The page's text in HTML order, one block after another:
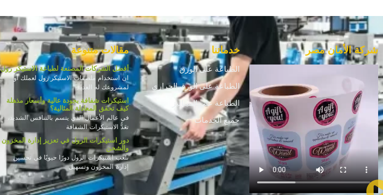
شركة الأمان مصر خدماتنا
الطباعة على الورق
الطباعة على الورق الحراري
الطباعة علي الميتاليز
جميع الخدمات
مقالات متنوعة
أفضل الشركات المصنعة لطباعة الاستيكر رول
ان استخدام ملصقات الاستيكر رول لعملك أو
لمشروعك له العديد
استيكرات شفافة بجودة عالية وأسعار مذهلة
كيف تحقق المعادلة المثالية؟
في عالم الأعمال الذي يتسم بالتنافس الشديد،
تعَدُّ الاستيكرات الشفافة
دور استيكرات الرول في تعزيز إدارة المخزون
والشحن
تلعب استيكرات الرول دورًا حيويًا في تحسين
إدارة المخزون وتسهيل